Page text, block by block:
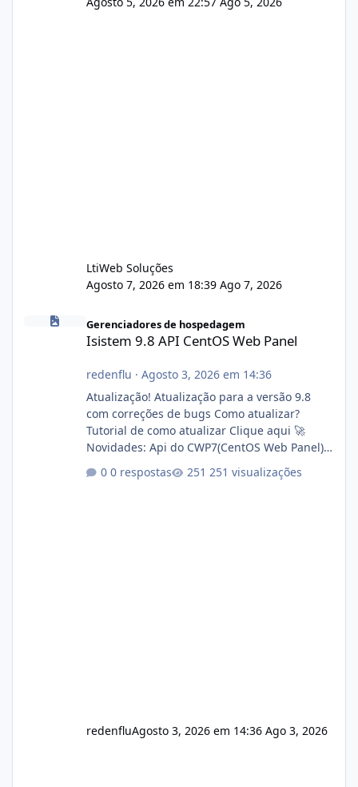
LtiWeb Soluções
Agosto 7, 2026 em 18:39 Ago 7, 2026
Gerenciadores de hospedagem
Isistem 9.8 API CentOS Web Panel
redenflu · Agosto 3, 2026 em 14:36
Atualização! Atualização para a versão 9.8
com correções de bugs Como atualizar?
Tutorial de como atualizar Clique aqui 🚀
Novidades: Api do CWP7(CentOS Web Panel)
autorizado a usasr o isistem:
0 respostas 251 visualizações
redenfluAgosto 3, 2026 em 14:36 Ago 3, 2026